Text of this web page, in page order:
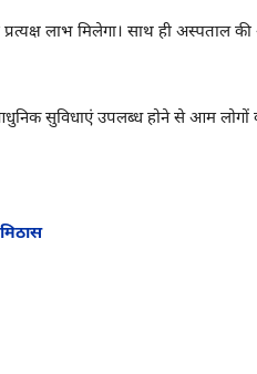
लाभ मिलेगा। साथ ही
सुविधाएं उपलब्ध होने से आम लोगों